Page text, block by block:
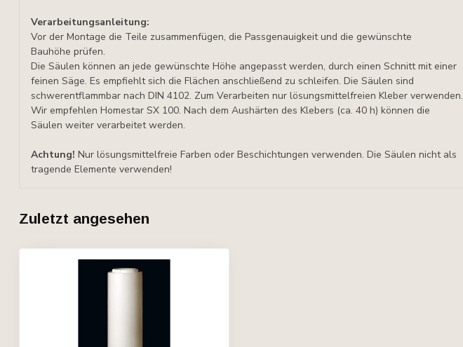
Verarbeitungsanleitung:
Vor der Montage die Teile zusammenfügen, die Passgenauigkeit und die gewünschte
Bauhöhe prüfen.
Die Säulen können an jede gewünschte Höhe angepasst werden, durch einen Schnitt mit einer
feinen Säge. Es empfiehlt sich die Flächen anschließend zu schleifen. Die Säulen sind
schwerentflammbar nach DIN 4102. Zum Verarbeiten nur lösungsmittelfreien Kleber verwenden.
Wir empfehlen Homestar SX 100. Nach dem Aushärten des Klebers (ca. 40 h) können die
Säulen weiter verarbeitet werden.
Achtung! Nur lösungsmittelfreie Farben oder Beschichtungen verwenden. Die Säulen nicht als
tragende Elemente verwenden!
Zuletzt angesehen